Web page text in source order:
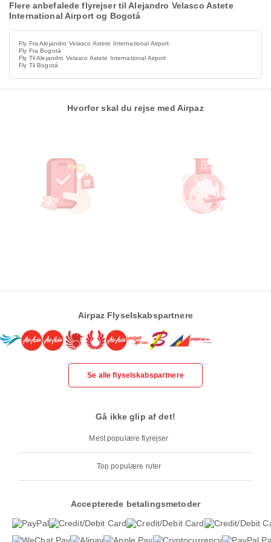
Flere anbefalede flyrejser til Alejandro Velasco Astete
International Airport og Bogotá
Fly Fra Alejandro Velasco Astete International Airport
Fly Fra Bogotá
Fly Til Alejandro Velasco Astete International Airport
Fly Til Bogotá
Hvorfor skal du rejse med Airpaz
Airpaz Flyselskabspartnere
Se alle flyselskabspartnere
Gå ikke glip af det!
Mest populære flyrejser
Top populære ruter
Accepterede betalingsmetoder